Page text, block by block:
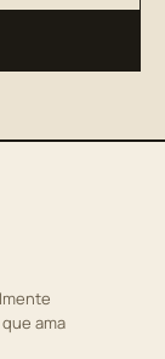
ama